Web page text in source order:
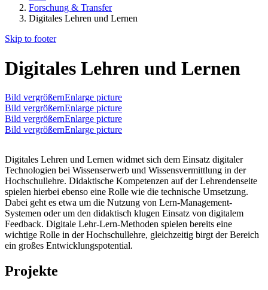
Forschung & Transfer
Digitales Lehren und Lernen
Skip to footer
Digitales Lehren und Lernen
Bild vergrößernEnlarge picture
Bild vergrößernEnlarge picture
Bild vergrößernEnlarge picture
Bild vergrößernEnlarge picture
Digitales Lehren und Lernen widmet sich dem Einsatz digitaler
Technologien bei Wissenserwerb und Wissensvermittlung in der
Hochschullehre. Didaktische Kompetenzen auf der Lehrendenseite
spielen hierbei ebenso eine Rolle wie die technische Umsetzung.
Dabei geht es etwa um die Nutzung von Lern-Management-
Systemen oder um den didaktisch klugen Einsatz von digitalem
Feedback. Digitale Lehr-Lern-Methoden spielen bereits eine
wichtige Rolle in der Hochschullehre, gleichzeitig birgt der Bereich
ein großes Entwicklungspotential.
Projekte